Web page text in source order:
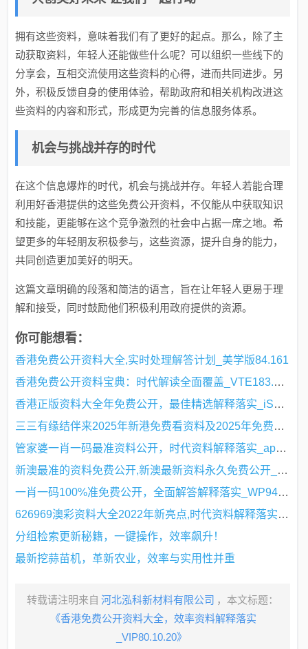
拥有这些资料，意味着我们有了更好的起点。那么，除了主
动获取资料，年轻人还能做些什么呢？可以组织一些线下的
分享会，互相交流使用这些资料的心得，进而共同进步。另
外，积极反馈自身的使用体验，帮助政府和相关机构改进这
些资料的内容和形式，形成更为完善的信息服务体系。
机会与挑战并存的时代
在这个信息爆炸的时代，机会与挑战并存。年轻人若能合理
利用好香港提供的这些免费公开资料，不仅能从中获取知识
和技能，更能够在这个竞争激烈的社会中占据一席之地。希
望更多的年轻朋友积极参与，这些资源，提升自身的能力，
共同创造更加美好的明天。
这篇文章明确的段落和简洁的语言，旨在让年轻人更易于理
解和接受，同时鼓励他们积极利用政府提供的资源。
你可能想看：
香港免费公开资料大全,实时处理解答计划_美学版84.161
香港免费公开资料宝典：时代解读全面覆盖_VTE183.75梦幻版
香港正版资料大全年免费公开，最佳精选解释落实_iShop46.10.79
三三有缘结伴来2025年新港免费看资料及2025年免费精准大全谜语的识破延伸解答、专家解析解释与落实​,权威释义、解释与落实​
管家婆一肖一码最准资料公开，时代资料解释落实_app65.86.73
新澳最准的资料免费公开,新澳最新资料永久免费公开_极限版9.52
一肖一码100%准免费公开，全面解答解释落实_WP94.7.61
626969澳彩资料大全2022年新亮点,时代资料解释落实_EWV344.58无上至尊境
分组检索更新秘籍，一键操作，效率飙升！
最新挖蒜苗机，革新农业，效率与实用性并重
转载请注明来自 河北泓科新材料有限公司 ，本文标题：
《香港免费公开资料大全，效率资料解释落实
_VIP80.10.20》